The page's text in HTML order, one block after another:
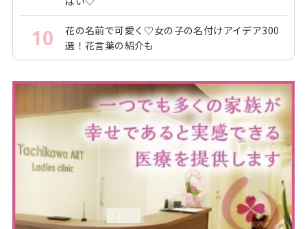
10
花の名前で可愛く♡女の子の名付けアイデア300
選！花言葉の紹介も